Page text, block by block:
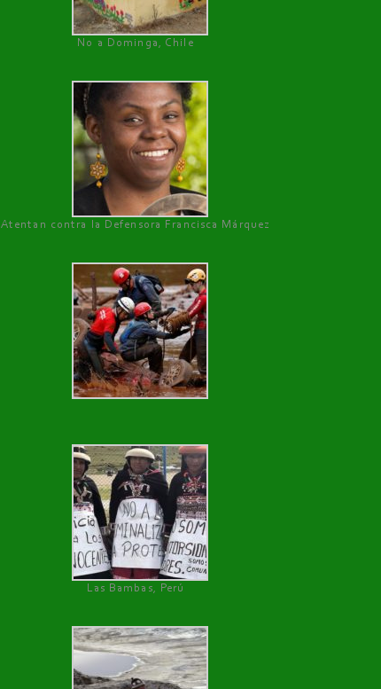
No a Dominga, Chile
Atentan contra la Defensora Francisca Márquez
Las Bambas, Perú